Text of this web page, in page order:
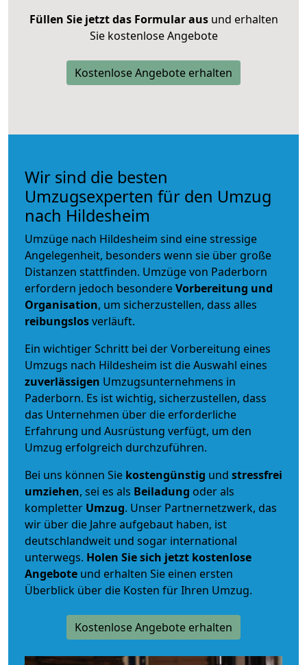
Füllen Sie jetzt das Formular ausund erhalten
Sie kostenlose Angebote
Kostenlose Angebote erhalten
Wir sind die besten
Umzugsexperten für den Umzug
nach Hildesheim
Umzüge nach Hildesheim sind eine stressige
Angelegenheit, besonders wenn sie über große
Distanzen stattfinden. Umzüge von Paderborn
erfordern jedoch besondereVorbereitung und
Organisation, um sicherzustellen, dass alles
reibungslosverläuft.
Ein wichtiger Schritt bei der Vorbereitung eines
Umzugs nach Hildesheim ist die Auswahl eines
zuverlässigen Umzugsunternehmens in
Paderborn. Es ist wichtig, sicherzustellen, dass
das Unternehmen über die erforderliche
Erfahrung und Ausrüstung verfügt, um den
Umzug erfolgreich durchzuführen.
Bei uns können Sie kostengünstig und stressfrei
umziehen, sei es als Beiladung oder als
kompletter Umzug. Unser Partnernetzwerk, das
wir über die Jahre aufgebaut haben, ist
deutschlandweit und sogar international
unterwegs. Holen Sie sich jetzt kostenlose
Angebote und erhalten Sie einen ersten
Überblick über die Kosten für Ihren Umzug.
Kostenlose Angebote erhalten